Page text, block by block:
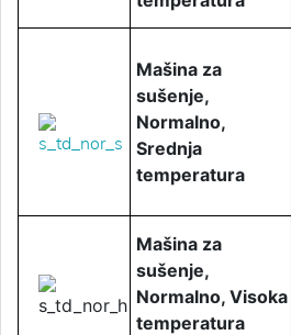
Mašina za
sušenje,
Normalno,
Srednja
temperatura
Mašina za
sušenje,
Normalno, Visoka
temperatura